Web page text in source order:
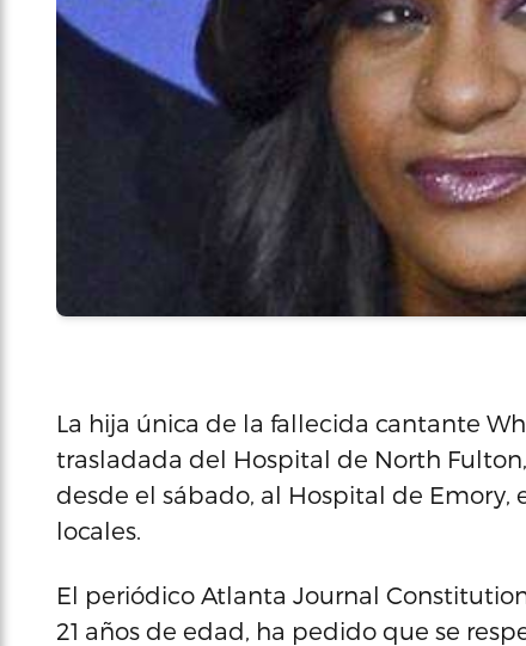
La hija única de la fallecida cantante
trasladada del Hospital de North
desde el sábado, al Hospital de Emory,
locales.
El periódico Atlanta Journal
21 años de edad, ha pedido que se